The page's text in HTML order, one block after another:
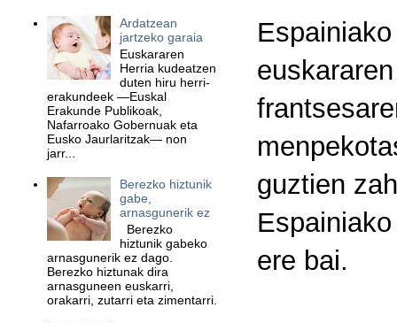
guztien
ere bai.
Ardatzean
jartzeko garaia
Euskararen
Herria kudeatzen
duten hiru herri-
erakundeek —Euskal
Erakunde Publikoak,
Nafarroako Gobernuak eta
Eusko Jaurlaritzak— non
jarr...
Berezko hiztunik
gabe,
arnasgunerik ez
Berezko
hiztunik gabeko
arnasgunerik ez dago.
Berezko hiztunak dira
arnasguneen euskarri,
orakarri, zutarri eta zimentarri.